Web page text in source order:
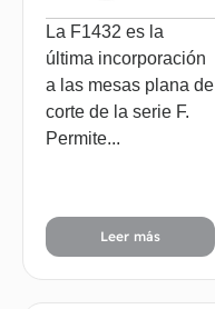
La F1432 es la
última incorporación
a las mesas plana de
corte de la serie F.
Permite...
Leer más